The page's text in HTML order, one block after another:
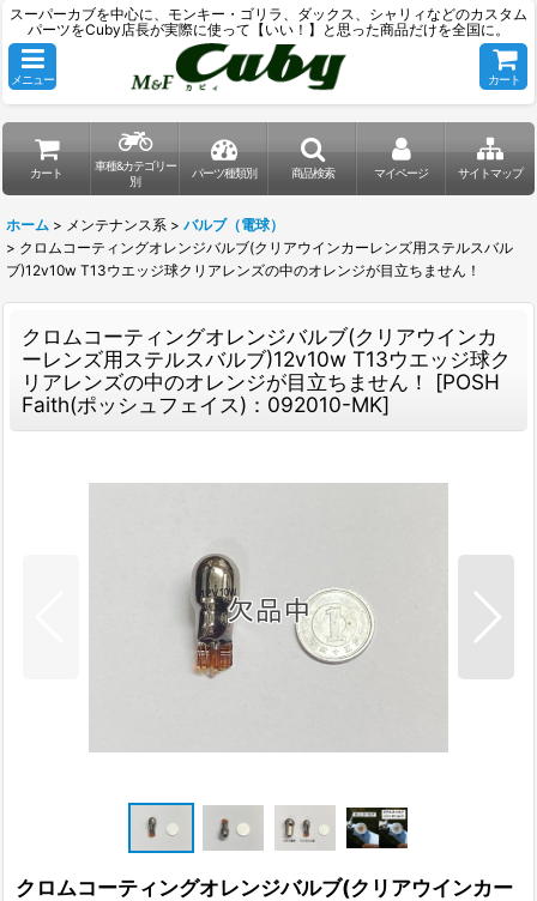
スーパーカブを中心に、モンキー・ゴリラ、ダックス、シャリィなどのカスタム
パーツをCuby店長が実際に使って【いい！】と思った商品だけを全国に。
メニュー カート
カート
車種&カテゴリー
別
パーツ種類別 商品検索 マイページ サイトマップ
ホーム > メンテナンス系 > バルブ（電球）
> クロムコーティングオレンジバルブ(クリアウインカーレンズ用ステルスバル
ブ)12v10w T13ウエッジ球クリアレンズの中のオレンジが目立ちません！
クロムコーティングオレンジバルブ(クリアウインカ
ーレンズ用ステルスバルブ)12v10w T13ウエッジ球ク
リアレンズの中のオレンジが目立ちません！
[POSH
Faith(ポッシュフェイス)：092010-MK]
クロムコーティングオレンジバルブ(クリアウインカー